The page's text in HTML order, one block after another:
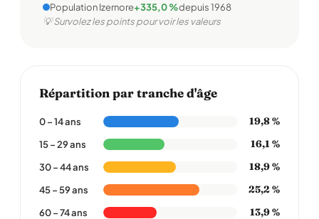
Population Izernore+335,0 %depuis 1968
💡 Survolez les points pour voir les valeurs
Répartition par tranche d'âge
0 – 14 ans 19,8 %
15 – 29 ans 16,1 %
30 – 44 ans 18,9 %
45 – 59 ans 25,2 %
60 – 74 ans 13,9 %